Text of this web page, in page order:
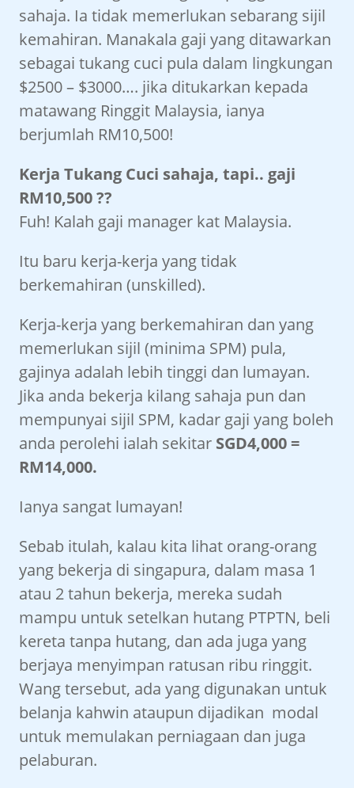
sahaja. Ia tidak memerlukan sebarang sijil
kemahiran. Manakala gaji yang ditawarkan
sebagai tukang cuci pula dalam lingkungan
$2500 – $3000…. jika ditukarkan kepada
matawang Ringgit Malaysia, ianya
berjumlah RM10,500!
Kerja Tukang Cuci sahaja, tapi.. gaji
RM10,500 ??
Fuh! Kalah gaji manager kat Malaysia.
Itu baru kerja-kerja yang tidak
berkemahiran (unskilled).
Kerja-kerja yang berkemahiran dan yang
memerlukan sijil (minima SPM) pula,
gajinya adalah lebih tinggi dan lumayan.
Jika anda bekerja kilang sahaja pun dan
mempunyai sijil SPM, kadar gaji yang boleh
anda perolehi ialah sekitar SGD4,000 =
RM14,000.
Ianya sangat lumayan!
Sebab itulah, kalau kita lihat orang-orang
yang bekerja di singapura, dalam masa 1
atau 2 tahun bekerja, mereka sudah
mampu untuk setelkan hutang PTPTN, beli
kereta tanpa hutang, dan ada juga yang
berjaya menyimpan ratusan ribu ringgit.
Wang tersebut, ada yang digunakan untuk
belanja kahwin ataupun dijadikan modal
untuk memulakan perniagaan dan juga
pelaburan.